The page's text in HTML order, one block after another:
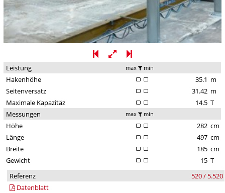
Leistung max min
Hakenhöhe 35.1 m
Seitenversatz
31.42 m
Maximale Kapazitäz
14.5 T
Messungen
max min
Höhe 282 cm
Länge
497 cm
Breite
185 cm
Gewicht
15 T
Referenz
520 / 5.520
Datenblatt